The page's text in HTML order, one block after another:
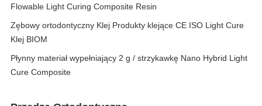
Flowable Light Curing Composite Resin
Zębowy ortodontyczny Klej Produkty klejące CE ISO Light Cure
Klej BIOM
Płynny materiał wypełniający 2 g / strzykawkę Nano Hybrid Light
Cure Composite